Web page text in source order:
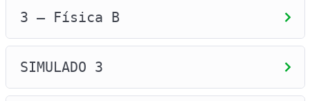
3 – Física B
SIMULADO 3